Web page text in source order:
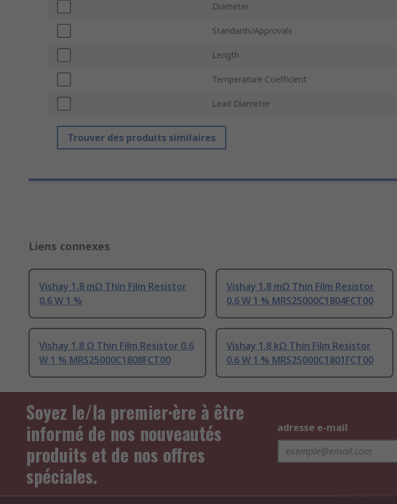
Diameter
Standards/Approvals
Length
Temperature Coefficient
Lead Diameter
Trouver des produits similaires
Liens connexes
Vishay 1.8 mΩ Thin Film Resistor
0.6 W 1 %
Vishay 1.8 mΩ Thin Film Resistor
0.6 W 1 % MRS25000C1804FCT00
Vishay 1.8 Ω Thin Film Resistor 0.6
W 1 % MRS25000C1808FCT00
Vishay 1.8 kΩ Thin Film Resistor
0.6 W 1 % MRS25000C1801FCT00
Soyez le/la premier·ère à être
informé de nos nouveautés
produits et de nos offres
spéciales.
adresse e-mail